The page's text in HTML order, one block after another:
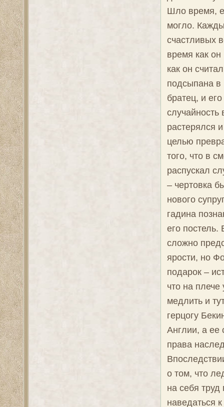
Шло время,
могло.
счастливых
время как
как он
подсыпана
братец, и
растерялся
целью
того, что в
распускал
– чертовка
нового
гадина
его
сложно
ярости, но
подарок –
что на
медлить и
герцогу
Англии, а ее
права
о том, что
на себя
наведаться